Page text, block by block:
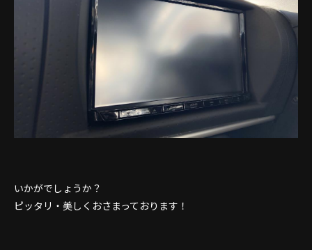
いかがでしょうか？
ピッタリ・美しくおさまっております！